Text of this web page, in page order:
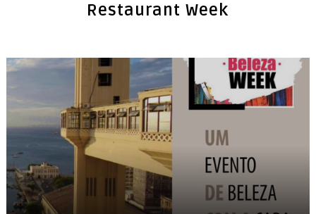
Restaurant Week